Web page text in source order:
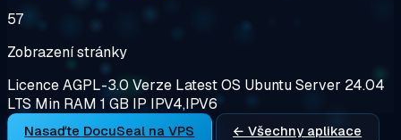
57
Zobrazení stránky
LicenceAGPL-3.0Verze LatestOS Ubuntu Server 24.04
LTS Min RAM 1 GB IP IPV4,IPV6
Nasaďte DocuSeal na VPS ← Všechny aplikace